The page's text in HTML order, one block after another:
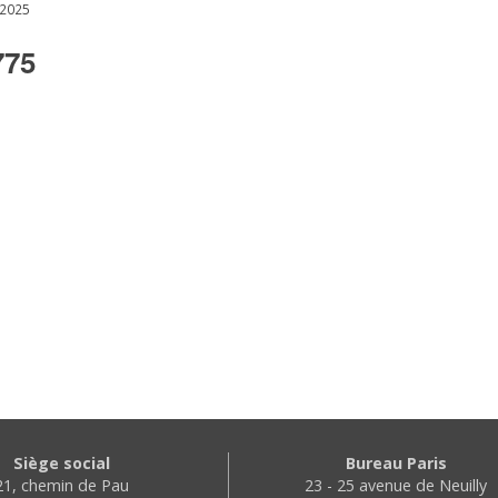
Siège social
chemin de Pau
Bureau Paris
23 - 25 avenue de Neuilly